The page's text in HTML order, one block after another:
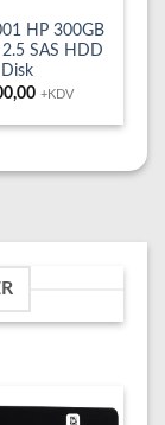
HP 300GB
SAS HDD
Disk
+KDV